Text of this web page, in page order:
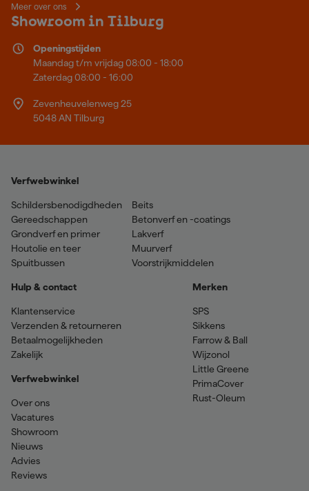
Meer over ons
Showroom in Tilburg
Openingstijden
Maandag t/m vrijdag 08:00 - 18:00
Zaterdag 08:00 - 16:00
Zevenheuvelenweg 25
5048 AN Tilburg
Verfwebwinkel
Schildersbenodigdheden
Gereedschappen
Grondverf en primer
Houtolie en teer
Spuitbussen
Beits
Betonverf en -coatings
Lakverf
Muurverf
Voorstrijkmiddelen
Hulp & contact
Klantenservice
Verzenden & retourneren
Betaalmogelijkheden
Zakelijk
Verfwebwinkel
Over ons
Vacatures
Showroom
Nieuws
Advies
Reviews
Merken
SPS
Sikkens
Farrow & Ball
Wijzonol
Little Greene
PrimaCover
Rust-Oleum